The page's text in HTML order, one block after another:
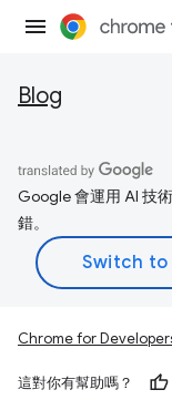
Blog
Google 會運用 AI 技
錯。
Chrome for
這對你有幫助嗎？